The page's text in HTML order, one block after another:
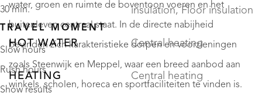
water, groen en ruimte de boventoon voeren en het
buitenleven centraal staat. In de directe nabijheid
bevinden zich karakteristieke dorpen en voorzieningen
zoals Steenwijk en Meppel, waar een breed aanbod aan
winkels, scholen, horeca en sportfaciliteiten te vinden is.
insulation, Floor insulation
HOT WATER Central heating
HEATING Central heating
30 min.
TRAVEL MOMENT
Slow hours
Rush hours
Show results